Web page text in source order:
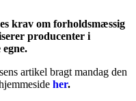
krav om forholdsmæssig
producenter i
artikel bragt mandag den
her.